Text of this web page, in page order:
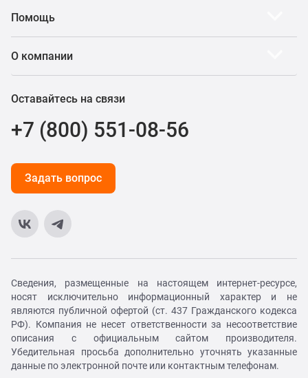
Помощь
О компании
Оставайтесь на связи
+7 (800) 551-08-56
Задать вопрос
Сведения, размещенные на настоящем интернет-ресурсе,
носят исключительно информационный характер и не
являются публичной офертой (ст. 437 Гражданского кодекса
РФ). Компания не несет ответственности за несоответствие
описания с официальным сайтом производителя.
Убедительная просьба дополнительно уточнять указанные
данные по электронной почте или контактным телефонам.